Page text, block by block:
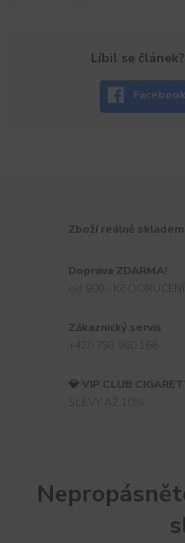
Líbil se
Facebook
Zboží reálně skladem
Doprava ZDARMA!
Zákaznický servis
💎 VIP CLUB